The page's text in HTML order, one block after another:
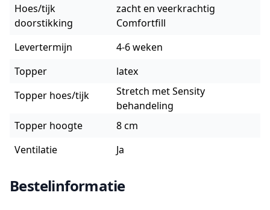
Hoes/tijk
doorstikking
zacht en veerkrachtig
Comfortfill
Levertermijn
4-6 weken
Topper
latex
Topper hoes/tijk
Stretch met Sensity
behandeling
Topper hoogte
8 cm
Ventilatie
Ja
Bestelinformatie